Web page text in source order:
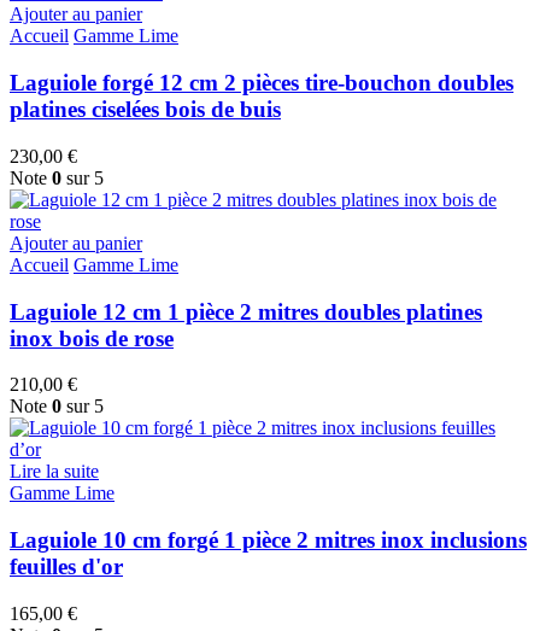
Ajouter au panier
Accueil Gamme Lime
Laguiole forgé 12 cm 2 pièces tire-bouchon doubles
platines ciselées bois de buis
230,00 €
Note 0 sur 5
Ajouter au panier
Accueil Gamme Lime
Laguiole 12 cm 1 pièce 2 mitres doubles platines
inox bois de rose
210,00 €
Note 0 sur 5
Lire la suite
Gamme Lime
Laguiole 10 cm forgé 1 pièce 2 mitres inox inclusions
feuilles d'or
165,00 €